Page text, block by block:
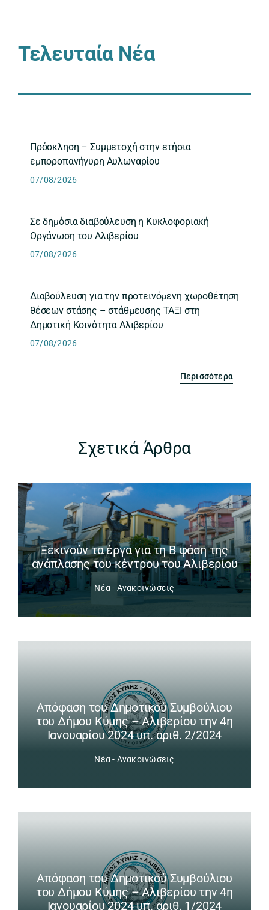
Τελευταία Νέα
Πρόσκληση – Συμμετοχή στην ετήσια
εμποροπανήγυρη Αυλωναρίου
07/08/2026
Σε δημόσια διαβούλευση η Κυκλοφοριακή
Οργάνωση του Αλιβερίου
07/08/2026
Διαβούλευση για την προτεινόμενη χωροθέτηση
θέσεων στάσης – στάθμευσης ΤΑΞΙ στη
Δημοτική Κοινότητα Αλιβερίου
07/08/2026
Περισσότερα
Σχετικά Άρθρα
Ξεκινούν τα έργα για τη Β φάση της
ανάπλασης του κέντρου του Αλιβερίου
Νέα - Ανακοινώσεις
Απόφαση του Δημοτικού Συμβούλιου
του Δήμου Κύμης – Αλιβερίου την 4η
Ιανουαρίου 2024 υπ. αριθ. 2/2024
Νέα - Ανακοινώσεις
Απόφαση του Δημοτικού Συμβούλιου
του Δήμου Κύμης – Αλιβερίου την 4η
Ιανουαρίου 2024 υπ. αριθ. 1/2024